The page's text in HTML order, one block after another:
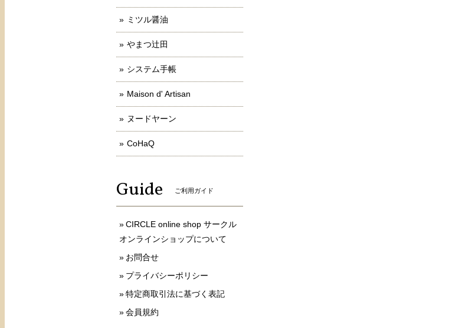
ミツル醤油
やまつ辻田
システム手帳
Maison d' Artisan
ヌードヤーン
CoHaQ
Guide ご利用ガイド
CIRCLE online shop サークル
オンラインショップについて
お問合せ
プライバシーポリシー
特定商取引法に基づく表記
会員規約